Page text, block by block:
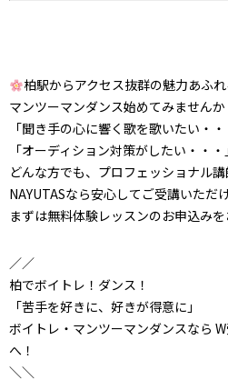
柏駅からアクセス抜群の魅力あふ
マンツーマンダンス始めてみませんか
「聞き手の心に響く歌を歌いたい・・
「オーディション対策がしたい・・・」
どんな方でも、プロフェッショナル
NAYUTASなら安心してご受講いただけ
まずは無料体験レッスンのお申込みを
／／
柏でボイトレ！ダンス！
「苦手を好きに、好きが得意に」
ボイトレ・マンツーマンダンスなら
へ！
＼＼